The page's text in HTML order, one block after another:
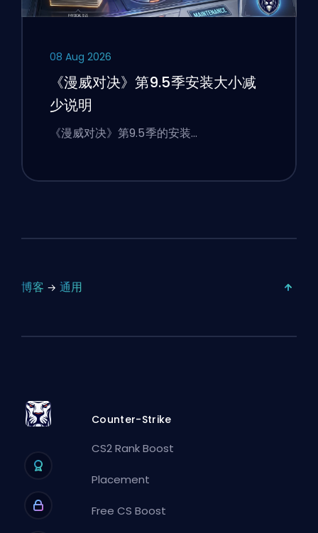
08 Aug 2026
《漫威对决》第9.5季安装大小减
少说明
《漫威对决》第9.5季的安装…
博客 通用
Counter-Strike
CS2 Rank Boost
Placement
Free CS Boost